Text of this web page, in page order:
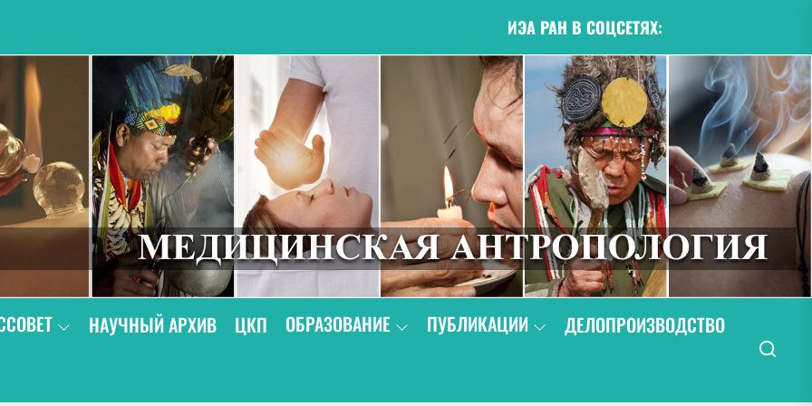
ИЭА РАН В СОЦСЕТЯХ:
НАУЧНЫЙ АРХИВ ЦКП ОБРАЗОВАНИЕ ПУБЛИКАЦИИ
ДЕЛОПРОИЗВОДСТВО